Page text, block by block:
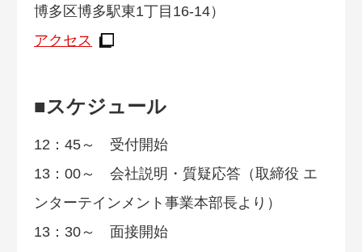
博多区博多駅東1丁目16-14）
アクセス
■スケジュール
12：45～ 受付開始
13：00～ 会社説明・質疑応答（取締役 エ
ンターテインメント事業本部長より）
13：30～ 面接開始